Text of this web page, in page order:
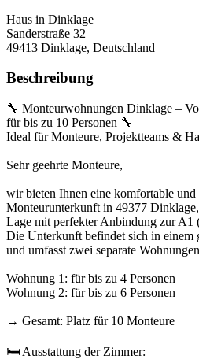
Haus in Dinklage
Sanderstraße 32
49413 Dinklage, Deutschland
Beschreibung
🔧 Monteurwohnungen Dinklage –
für bis zu 10 Personen 🔧
Ideal für Monteure, Projektteams &
Sehr geehrte Monteure,
wir bieten Ihnen eine komfortable und
Monteurunterkunft in 49377
Lage mit perfekter Anbindung zur
Die Unterkunft befindet sich in einem
und umfasst zwei separate
Wohnung 1: für bis zu 4 Personen
Wohnung 2: für bis zu 6 Personen
→ Gesamt: Platz für 10 Monteure
🛏️ Ausstattung der Zimmer: